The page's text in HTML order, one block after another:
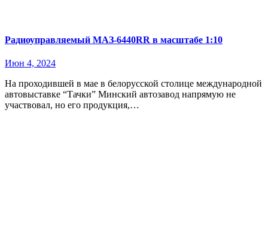
Радиоуправляемый МАЗ-6440RR в масштабе 1:10
Июн 4, 2024
На проходившей в мае в белорусской столице международной
автовыставке “Тачки” Минский автозавод напрямую не
участвовал, но его продукция,…